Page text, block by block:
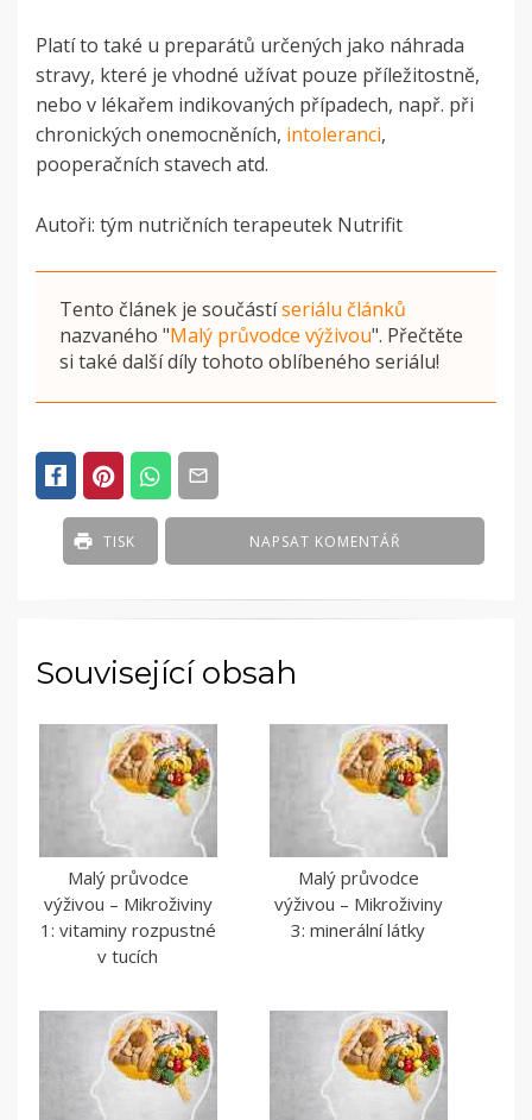
Platí to také u preparátů určených jako náhrada
stravy, které je vhodné užívat pouze příležitostně,
nebo v lékařem indikovaných případech, např. při
chronických onemocněních, intoleranci,
pooperačních stavech atd.
Autoři: tým nutričních terapeutek Nutrifit
Tento článek je součástíseriálu článků
nazvaného "Malý průvodce výživou". Přečtěte
si také další díly tohoto oblíbeného seriálu!
IN
ČLÁNKY
NAPSAT KOMENTÁŘ
TISK
Související obsah
Malý průvodce
výživou – Mikroživiny
1: vitaminy rozpustné
v tucích
Malý průvodce
výživou – Mikroživiny
3: minerální látky